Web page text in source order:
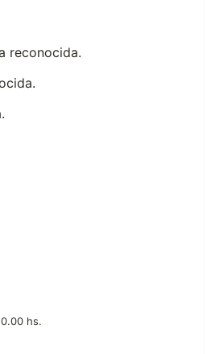
reconocida.
hs.